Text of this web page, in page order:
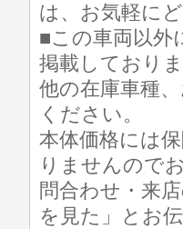
は、お気軽に
■この車両以外
掲載しておりま
他の在庫車種
ください。
本体価格には
りませんので
問合わせ・来
を見た」とお